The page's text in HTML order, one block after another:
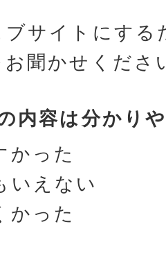
ブサイトにする
聞かせくださ
内容は分かり
かった
いえない
かった